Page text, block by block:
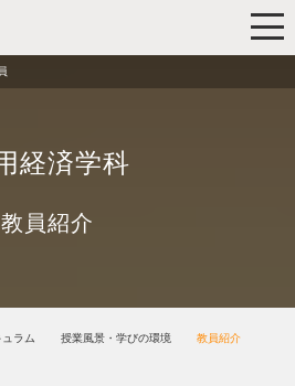
経済学科
教員紹介
ラム 授業風景・学びの環境 教員紹介